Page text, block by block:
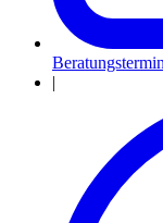
Beratungstermin
|